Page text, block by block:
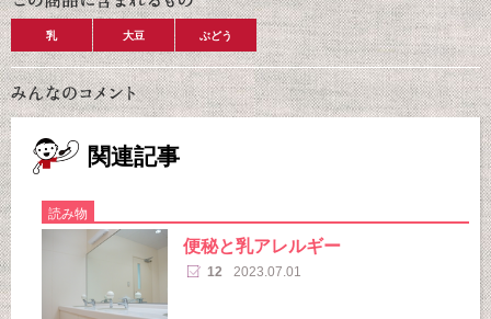
乳 大豆 ぶどう
関連記事
読み物
便秘と乳アレルギー
12 2023.07.01